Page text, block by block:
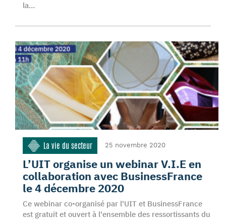
la…
La vie du secteur 25 novembre 2020
L’UIT organise un webinar V.I.E en
collaboration avec BusinessFrance
le 4 décembre 2020
Ce webinar co-organisé par l'UIT et BusinessFrance
est gratuit et ouvert à l'ensemble des ressortissants du